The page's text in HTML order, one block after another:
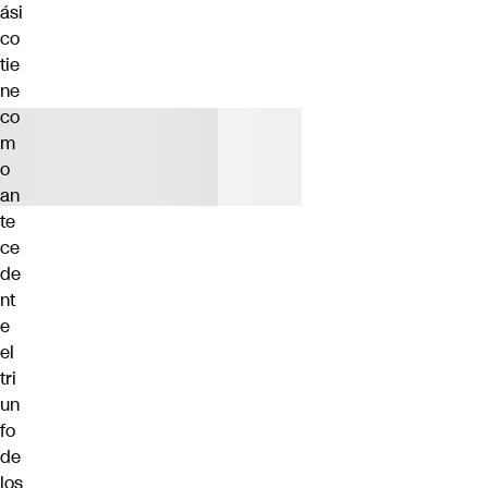
ási
co
tie
ne
co
m
o
an
te
ce
de
nt
e
el
tri
un
fo
de
los